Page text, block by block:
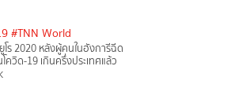
#TNN World
โร 2020 หลังผู้คนในฮังการีฉีด
ควิด-19 เกินครึ่งประเทศแล้ว